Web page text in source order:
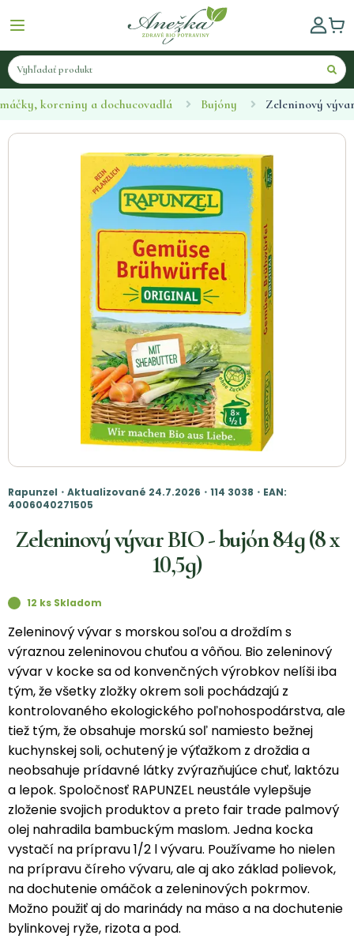
koreniny a dochucovadlá Bujóny Zeleninový
Rapunzel・Aktualizované 24.7.2026・114 3038・EAN:
4006040271505
Zeleninový vývar BIO - bujón 84g (8 x
10,5g)
12 ks Skladom
Zeleninový vývar s morskou soľou a droždím s
výraznou zeleninovou chuťou a vôňou. Bio zeleninový
vývar v kocke sa od konvenčných výrobkov nelíši iba
tým, že všetky zložky okrem soli pochádzajú z
kontrolovaného ekologického poľnohospodárstva, ale
tiež tým, že obsahuje morskú soľ namiesto bežnej
kuchynskej soli, ochutený je výťažkom z droždia a
neobsahuje prídavné látky zvýrazňujúce chuť, laktózu
a lepok. Spoločnosť RAPUNZEL neustále vylepšuje
zloženie svojich produktov a preto fair trade palmový
olej nahradila bambuckým maslom. Jedna kocka
vystačí na prípravu 1/2 l vývaru. Používame ho nielen
na prípravu číreho vývaru, ale aj ako základ polievok,
na dochutenie omáčok a zeleninových pokrmov.
Možno použiť aj do marinády na mäso a na dochutenie
bylinkovej ryže, rizota a pod.